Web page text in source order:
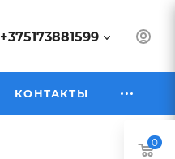
+375173881599
КОНТАКТЫ
0